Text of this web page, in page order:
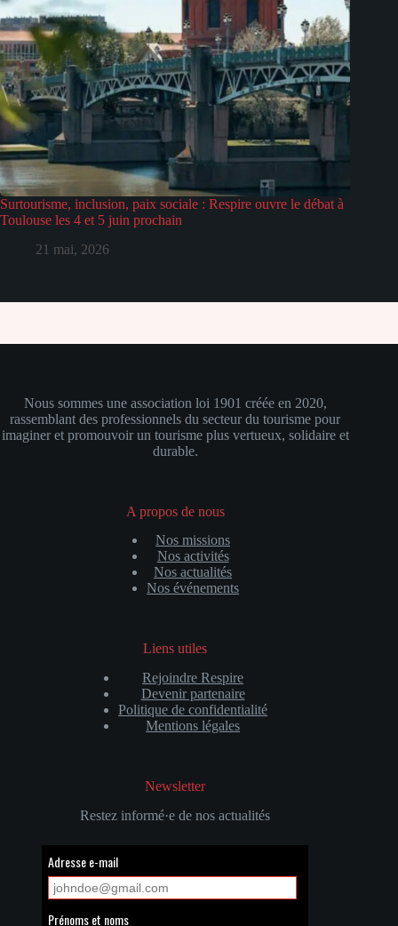
Surtourisme, inclusion, paix sociale : Respire ouvre le débat à
Toulouse les 4 et 5 juin prochain
21 mai, 2026
Nous sommes une association loi 1901 créée en 2020,
rassemblant des professionnels du secteur du tourisme pour
imaginer et promouvoir un tourisme plus vertueux, solidaire et
durable.
A propos de nous
Nos missions
Nos activités
Nos actualités
Nos événements
Liens utiles
Rejoindre Respire
Devenir partenaire
Politique de confidentialité
Mentions légales
Newsletter
Restez informé·e de nos actualités